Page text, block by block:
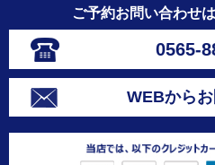
ご予約お問い合わせ
0565-
WEBから